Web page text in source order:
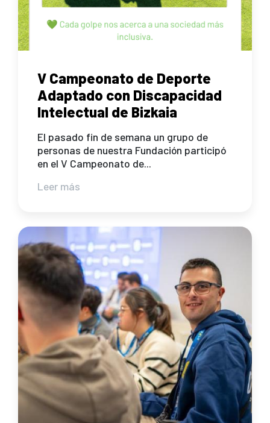
V Campeonato de Deporte
Adaptado con Discapacidad
Intelectual de Bizkaia
El pasado fin de semana un grupo de
personas de nuestra Fundación participó
en el V Campeonato de...
Leer más